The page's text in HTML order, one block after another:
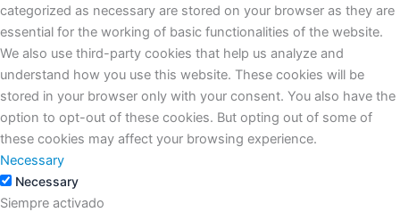
categorized as necessary are stored on your browser as they are
essential for the working of basic functionalities of the website.
We also use third-party cookies that help us analyze and
understand how you use this website. These cookies will be
stored in your browser only with your consent. You also have the
option to opt-out of these cookies. But opting out of some of
these cookies may affect your browsing experience.
Necessary
Necessary
Siempre activado